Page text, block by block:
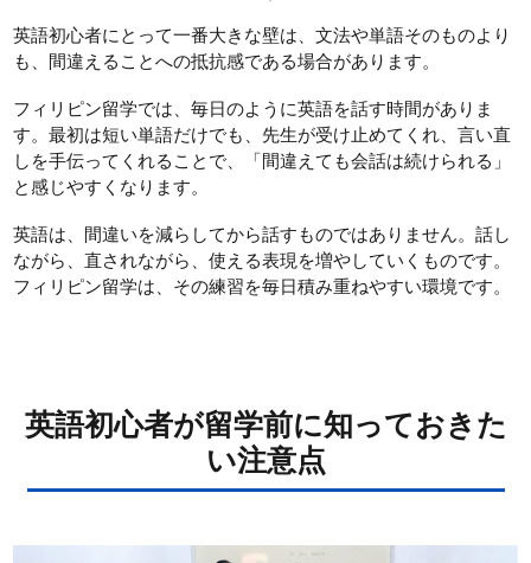
英語初心者にとって一番大きな壁は、文法や単語そのものより
も、間違えることへの抵抗感である場合があります。
フィリピン留学では、毎日のように英語を話す時間がありま
す。最初は短い単語だけでも、先生が受け止めてくれ、言い直
しを手伝ってくれることで、「間違えても会話は続けられる」
と感じやすくなります。
英語は、間違いを減らしてから話すものではありません。話し
ながら、直されながら、使える表現を増やしていくものです。
フィリピン留学は、その練習を毎日積み重ねやすい環境です。
英語初心者が留学前に知っておきた
い注意点